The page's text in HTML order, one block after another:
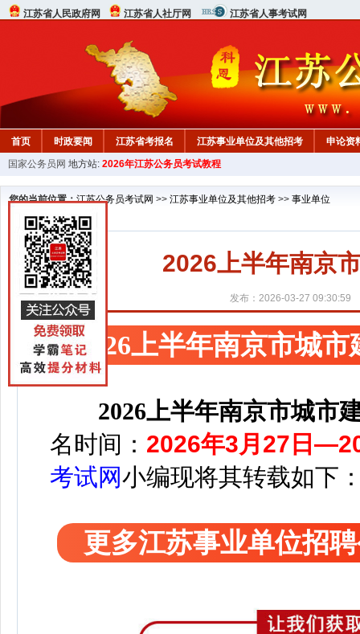
江苏省人民政府网 江苏省人社厅网 江苏省人事考试网
首页 时政要闻 江苏省考报名 江苏事业单位及其他招考
申论资
国家公务员网 地方站: 2026年江苏公务员考试教程
您的当前位置：江苏公务员考试网 >> 江苏事业单位及其他招考 >> 事业单位
2026上半年南京
发布：2026-03-27 09:30:59
2026上半年南京市城
2026上半年南京市城市
名时间： 2026年3月27日
考试网小编现将其转载如下
更多江苏事业单位招